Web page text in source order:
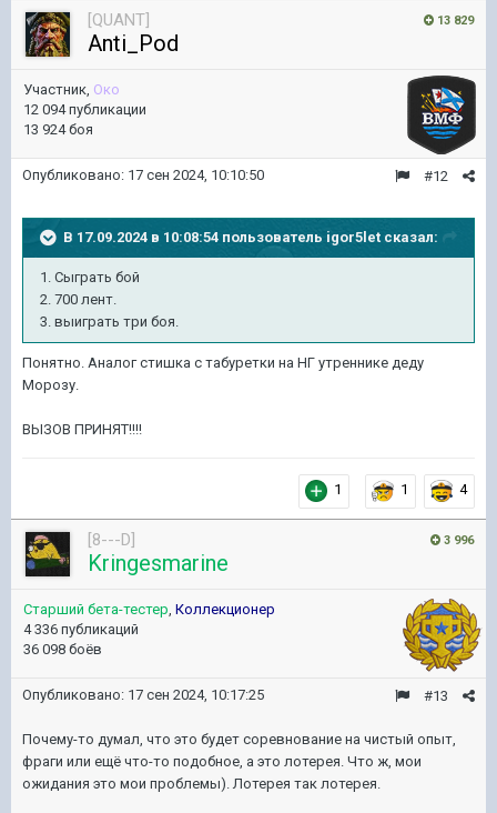
13 829
[QUANT]
Anti_Pod
Участник, Око
12 094 публикации
13 924 боя
#12
Опубликовано: 17 сен 2024, 10:10:50
В 17.09.2024 в 10:08:54 пользователь igor5let сказал:
1. Сыграть бой
2. 700 лент.
3. выиграть три боя.
Понятно. Аналог стишка с табуретки на НГ утреннике деду
Морозу.
ВЫЗОВ ПРИНЯТ!!!!
1 1 4
3 996
[8---D]
Kringesmarine
Старший бета-тестер, Коллекционер
4 336 публикаций
36 098 боёв
#13
Опубликовано: 17 сен 2024, 10:17:25
Почему-то думал, что это будет соревнование на чистый опыт,
фраги или ещё что-то подобное, а это лотерея. Что ж, мои
ожидания это мои проблемы). Лотерея так лотерея.